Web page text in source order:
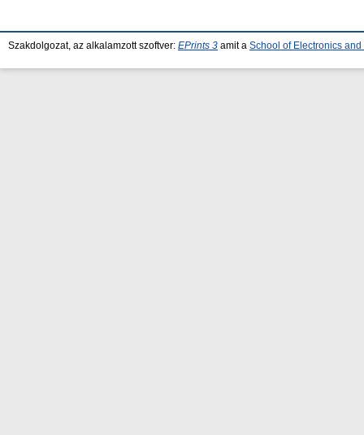
Szakdolgozat, az alkalamzott szoftver: EPrints 3 amit a School of Electronics